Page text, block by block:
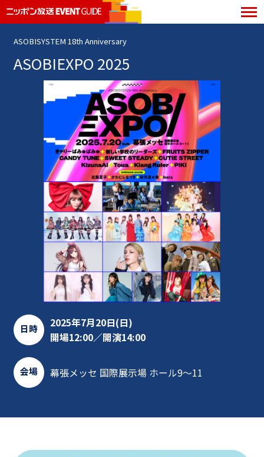
ASOBISYSTEM 18th Anniversary
ASOBIEXPO 2025
日時
2025年7月20日(日)
開場12:00／開演14:00
会場 幕張メッセ 国際展示場 ホール9～11